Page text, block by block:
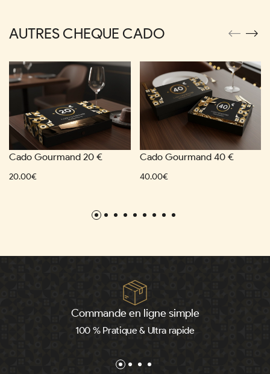
AUTRES CHEQUE CADO
Cado Gourmand 20 €
20.00€
Cado Gourmand 40 €
40.00€
Commande en ligne simple
100 % Pratique & Ultra rapide